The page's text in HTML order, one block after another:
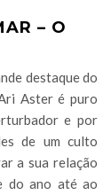
– O
destaque do
Aster é puro
e por
de um culto
a sua relação
do ano até ao